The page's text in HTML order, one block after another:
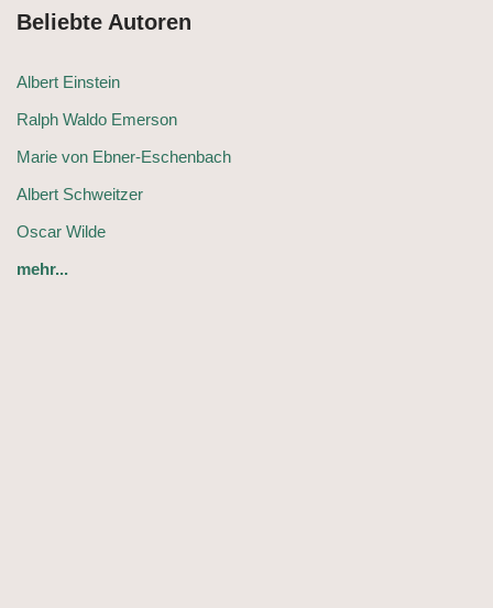
Beliebte Autoren
Albert Einstein
Ralph Waldo Emerson
Marie von Ebner-Eschenbach
Albert Schweitzer
Oscar Wilde
mehr...